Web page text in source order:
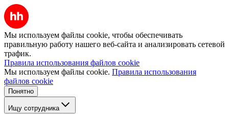
Мы используем файлы cookie, чтобы обеспечивать
правильную работу нашего веб-сайта и анализировать сетевой
трафик.
Правила использования файлов cookie
Мы используем файлы cookie. Правила использования
файлов cookie
Понятно
Ищу сотрудника